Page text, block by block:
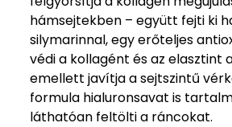
hámsejtekben – együtt fejti ki
silymarinnal, egy erőteljes
védi a kollagént és az elasztint
emellett javítja a sejtszintű
formula hialuronsavat is
láthatóan feltölti a ráncokat.